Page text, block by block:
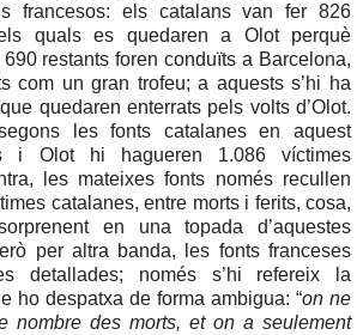
francesos: els catalans van fer 826
quals es quedaren a Olot perquè
restants foren conduïts a Barcelona,
com un gran trofeu; a aquests s’hi ha
quedaren enterrats pels volts d’Olot.
les fonts catalanes en aquest
i Olot hi hagueren 1.086 víctimes
les mateixes fonts només recullen
catalanes, entre morts i ferits, cosa,
en una topada d’aquestes
per altra banda, les fonts franceses
detallades; només s’hi refereix la
ho despatxa de forma ambigua: “on ne
nombre des morts, et on a seulement